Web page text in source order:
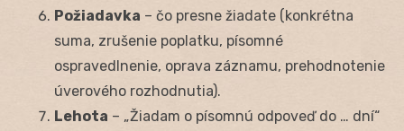
Požiadavka – čo presne žiadate (konkrétna
suma, zrušenie poplatku, písomné
ospravedlnenie, oprava záznamu, prehodnotenie
úverového rozhodnutia).
Lehota – „Žiadam o písomnú odpoveď do … dní“